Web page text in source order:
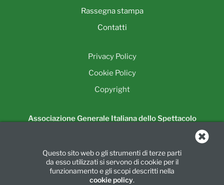
Questo sito web o gli strumenti di terze parti
da esso utilizzati si servono di cookie per il
funzionamento e gli scopi descritti nella
cookie policy.
Rassegna stampa
Contatti
Privacy Policy
Cookie Policy
Copyright
Associazione Generale Italiana dello Spettacolo
20124 Milano
Tel.:02 6739781|Fax:02 67397860